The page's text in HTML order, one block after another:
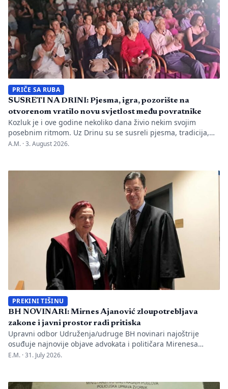
PRIČE SA RUBA
SUSRETI NA DRINI: Pjesma, igra, pozorište na
otvorenom vratilo novu svjetlost među povratnike
Kozluk je i ove godine nekoliko dana živio nekim svojim
posebnim ritmom. Uz Drinu su se susreli pjesma, tradicija,
gluma i ljudi, a „Susreti na Drini ’26“ još jednom su pokazali
se tih dana nije samo […]
A.M. ·3. August 2026.
PREKINI TIŠINU
BH NOVINARI: Mirnes Ajanović zloupotrebljava
zakone i javni prostor radi pritiska
Upravni odbor Udruženja/udruge BH novinari najoštrije
osuđuje najnovije objave advokata i političara Mirenesa
Ajanovića i kontinuiranu kampanju javnog targetiranja,
Novinara Marka Divkovića i generalnu tajnicu Borku Rudić.
E.M. ·31. July 2026.